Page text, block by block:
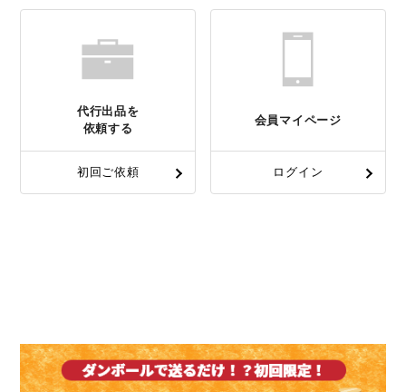
代行出品を
依頼する
初回ご依頼
会員マイページ
ログイン